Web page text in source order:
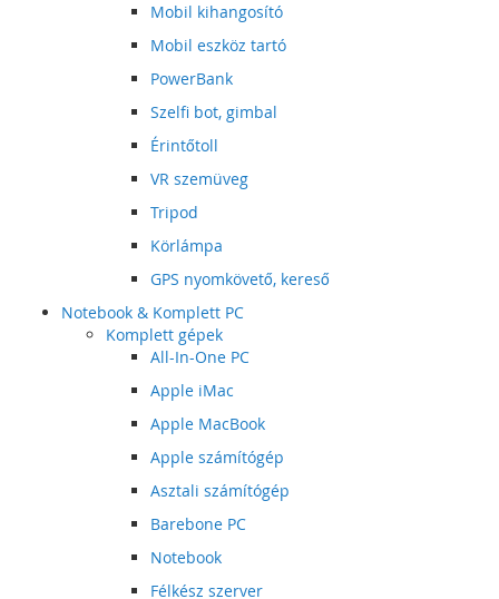
Mobil kihangosító
Mobil eszköz tartó
PowerBank
Szelfi bot, gimbal
Érintőtoll
VR szemüveg
Tripod
Körlámpa
GPS nyomkövető, kereső
Notebook & Komplett PC
Komplett gépek
All-In-One PC
Apple iMac
Apple MacBook
Apple számítógép
Asztali számítógép
Barebone PC
Notebook
Félkész szerver